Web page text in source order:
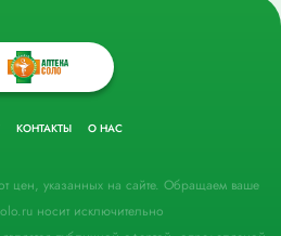
КОНТАКТЫ О НАС
от цен, указанных на сайте. Обращаем ваше
носит исключительно